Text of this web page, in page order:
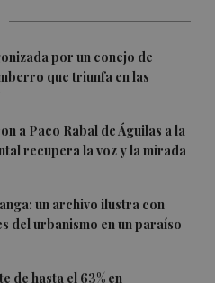
por un conejo de
que triunfa en las
a Paco Rabal de Águilas a la
recupera la voz y la mirada
un archivo ilustra con
del urbanismo en un paraíso
de hasta el 63% en